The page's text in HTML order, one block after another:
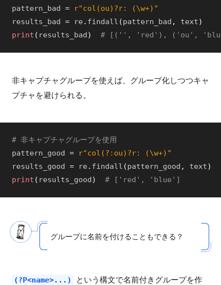
pattern_bad =
r"col(ou)?r: (\w+)"
results_bad = re . findall (pattern_bad , text)
print ( results_bad) # [('', 'red'), ('ou',
非キャプチャグループを使えば、グループ化しつつキャ
プチャを避けられる。
# 非キャプチャグループを使用
pattern_good =
r"col(?:ou)?r: (\w+)"
results_good = re . findall (pattern_good , text)
print ( results_good) # ['red', 'blue']
グループに名前を付けることもできる？
(?P<name>...)
という構文で名前付きグループを作